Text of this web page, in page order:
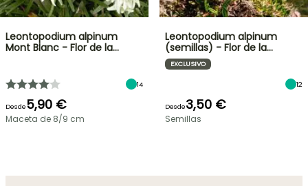
Leontopodium alpinum
Mont Blanc - Flor de la…
14
Desde5,90 €
Maceta de 8/9 cm
Leontopodium alpinum
(semillas) - Flor de la…
EXCLUSIVO
12
Desde3,50 €
Semillas